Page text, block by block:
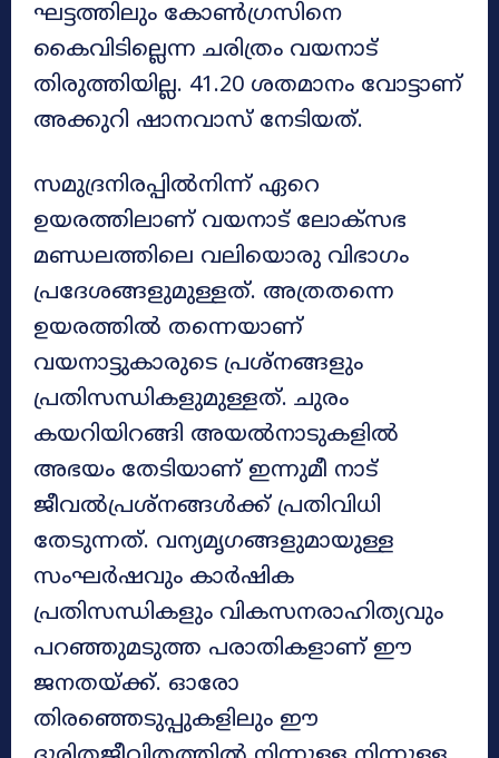
ഘട്ടത്തിലും കോണ്‍ഗ്രസിനെ
കൈവിടില്ലെന്ന ചരിത്രം വയനാട്
തിരുത്തിയില്ല. 41.20 ശതമാനം വോട്ടാണ്
അക്കുറി ഷാനവാസ് നേടിയത്.
സമുദ്രനിരപ്പില്‍നിന്ന് ഏറെ
ഉയരത്തിലാണ് വയനാട് ലോക്‌സഭ
മണ്ഡലത്തിലെ വലിയൊരു വിഭാഗം
പ്രദേശങ്ങളുമുള്ളത്. അത്രതന്നെ
ഉയരത്തില്‍ തന്നെയാണ്
വയനാട്ടുകാരുടെ പ്രശ്‌നങ്ങളും
പ്രതിസന്ധികളുമുള്ളത്. ചുരം
കയറിയിറങ്ങി അയല്‍നാടുകളില്‍
അഭയം തേടിയാണ് ഇന്നുമീ നാട്
ജീവല്‍പ്രശ്‌നങ്ങള്‍ക്ക് പ്രതിവിധി
തേടുന്നത്. വന്യമൃഗങ്ങളുമായുള്ള
സംഘര്‍ഷവും കാര്‍ഷിക
പ്രതിസന്ധികളും വികസനരാഹിത്യവും
പറഞ്ഞുമടുത്ത പരാതികളാണ് ഈ
ജനതയ്ക്ക്. ഓരോ
തിരഞ്ഞെടുപ്പുകളിലും ഈ